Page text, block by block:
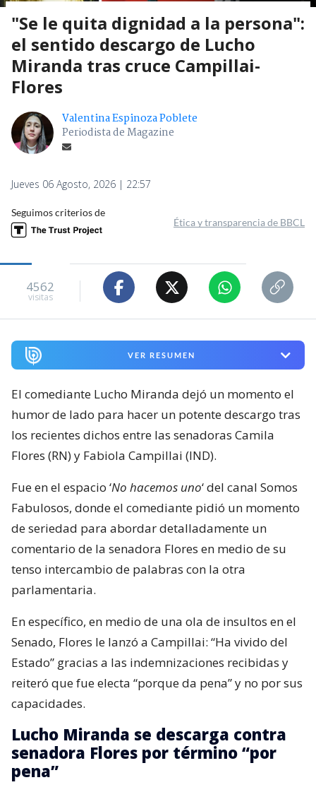
"Se le quita dignidad a la persona":
el sentido descargo de Lucho
Miranda tras cruce Campillai-
Flores
Valentina Espinoza Poblete
Periodista de Magazine
Jueves 06 Agosto, 2026 | 22:57
Seguimos criterios de
Ética y transparencia de BBCL
4562
visitas
VER RESUMEN
El comediante Lucho Miranda dejó un momento el
humor de lado para hacer un potente descargo tras
los recientes dichos entre las senadoras Camila
Flores (RN) y Fabiola Campillai (IND).
Fue en el espacio ‘No hacemos uno‘ del canal Somos
Fabulosos, donde el comediante pidió un momento
de seriedad para abordar detalladamente un
comentario de la senadora Flores en medio de su
tenso intercambio de palabras con la otra
parlamentaria.
En específico, en medio de una ola de insultos en el
Senado, Flores le lanzó a Campillai: “Ha vivido del
Estado” gracias a las indemnizaciones recibidas y
reiteró que fue electa “porque da pena” y no por sus
capacidades.
Lucho Miranda se descarga contra
senadora Flores por término “por
pena”